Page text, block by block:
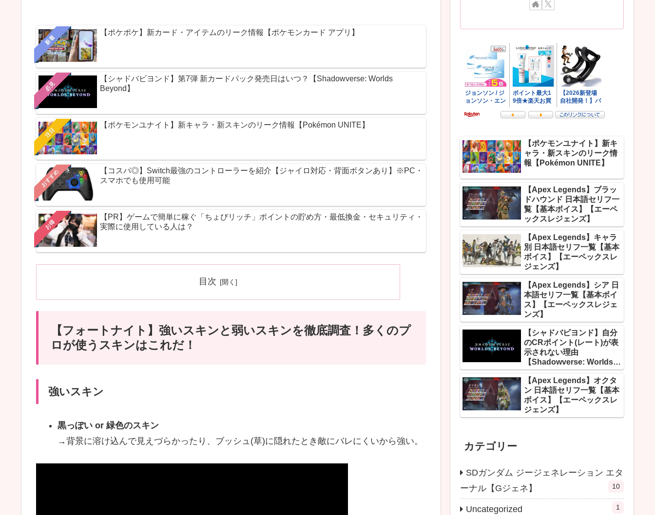
新着
【ポケポケ】新カード・アイテムのリーク情報【ポケモンカード アプリ】
必見
【シャドバビヨンド】第7弾 新カードパック発売日はいつ？【Shadowverse: Worlds
Beyond】
注目
【ポケモンユナイト】新キャラ・新スキンのリーク情報【Pokémon UNITE】
おすすめ
【コスパ◎】Switch最強のコントローラーを紹介【ジャイロ対応・背面ボタンあり】※PC・
スマホでも使用可能
お得
【PR】ゲームで簡単に稼ぐ「ちょびリッチ」ポイントの貯め方・最低換金・セキュリティ・
実際に使用している人は？
目次
【フォートナイト】強いスキンと弱いスキンを徹底調査！多くのプ
ロが使うスキンはこれだ！
強いスキン
黒っぽい or 緑色のスキン
→背景に溶け込んで見えづらかったり、ブッシュ(草)に隠れたとき敵にバレにくいから強い。
【ポケモンユナイト】新キ
ャラ・新スキンのリーク情
報【Pokémon UNITE】
【Apex Legends】ブラッ
ドハウンド 日本語セリフ一
覧【基本ボイス】【エーペ
ックスレジェンズ】
【Apex Legends】キャラ
別 日本語セリフ一覧【基本
ボイス】【エーペックスレ
ジェンズ】
【Apex Legends】シア 日
本語セリフ一覧【基本ボイ
ス】【エーペックスレジェ
ンズ】
【シャドバビヨンド】自分
のCRポイント(レート)が表
示されない理由
【Shadowverse: Worlds
Beyond】
【Apex Legends】オクタ
ン 日本語セリフ一覧【基本
ボイス】【エーペックスレ
ジェンズ】
カテゴリー
SDガンダム ジージェネレーション エタ
ーナル【Gジェネ】
10
Uncategorized 1